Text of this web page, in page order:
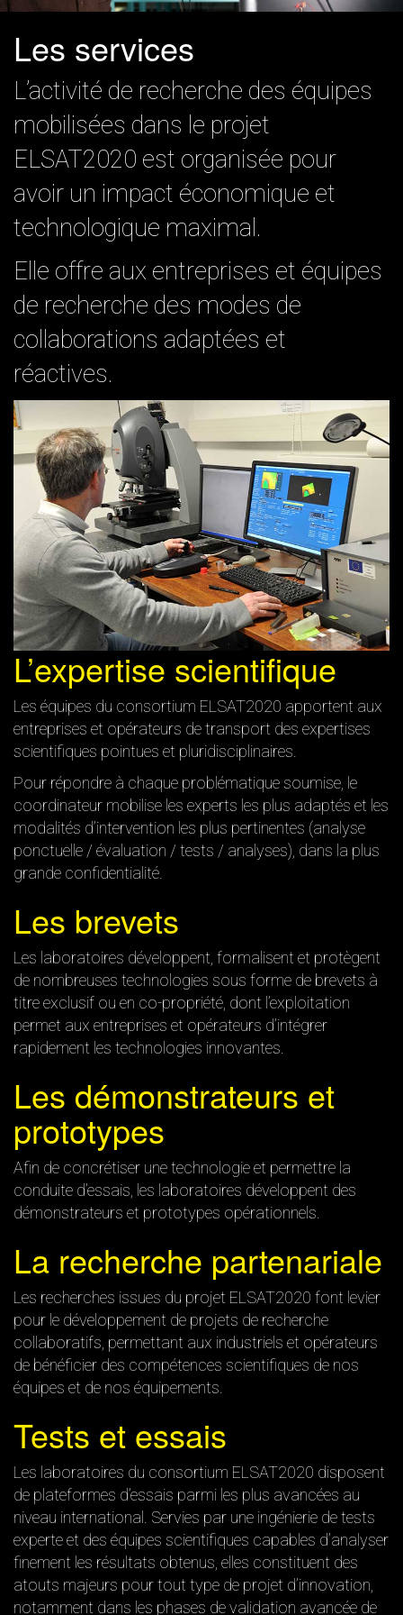
Les services
L’activité de recherche des équipes
mobilisées dans le projet
ELSAT2020 est organisée pour
avoir un impact économique et
technologique maximal.
Elle offre aux entreprises et équipes
de recherche des modes de
collaborations adaptées et
réactives.
L’expertise scientifique
Les équipes du consortium ELSAT2020 apportent aux
entreprises et opérateurs de transport des expertises
scientifiques pointues et pluridisciplinaires.
Pour répondre à chaque problématique soumise, le
coordinateur mobilise les experts les plus adaptés et les
modalités d’intervention les plus pertinentes (analyse
ponctuelle / évaluation / tests / analyses), dans la plus
grande confidentialité.
Les brevets
Les laboratoires développent, formalisent et protègent
de nombreuses technologies sous forme de brevets à
titre exclusif ou en co-propriété, dont l’exploitation
permet aux entreprises et opérateurs d’intégrer
rapidement les technologies innovantes.
Les démonstrateurs et
prototypes
Afin de concrétiser une technologie et permettre la
conduite d’essais, les laboratoires développent des
démonstrateurs et prototypes opérationnels.
La recherche partenariale
Les recherches issues du projet ELSAT2020 font levier
pour le développement de projets de recherche
collaboratifs, permettant aux industriels et opérateurs
de bénéficier des compétences scientifiques de nos
équipes et de nos équipements.
Tests et essais
Les laboratoires du consortium ELSAT2020 disposent
de plateformes d’essais parmi les plus avancées au
niveau international. Servies par une ingénierie de tests
experte et des équipes scientifiques capables d’analyser
finement les résultats obtenus, elles constituent des
atouts majeurs pour tout type de projet d’innovation,
notamment dans les phases de validation avancée de